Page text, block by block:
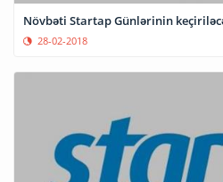
Növbəti Startap Günlərinin
28-02-2018